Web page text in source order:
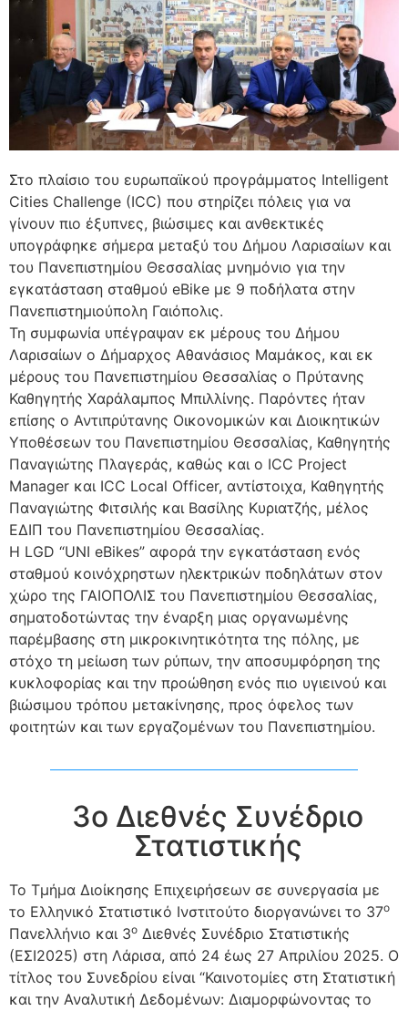
Στο πλαίσιο του ευρωπαϊκού προγράμματος Intelligent
Cities Challenge (ICC) που στηρίζει πόλεις για να
γίνουν πιο έξυπνες, βιώσιμες και ανθεκτικές
υπογράφηκε σήμερα μεταξύ του Δήμου Λαρισαίων και
του Πανεπιστημίου Θεσσαλίας μνημόνιο για την
εγκατάσταση σταθμού eBike με 9 ποδήλατα στην
Πανεπιστημιούπολη Γαιόπολις.
Τη συμφωνία υπέγραψαν εκ μέρους του Δήμου
Λαρισαίων ο Δήμαρχος Αθανάσιος Μαμάκος, και εκ
μέρους του Πανεπιστημίου Θεσσαλίας ο Πρύτανης
Καθηγητής Χαράλαμπος Μπιλλίνης. Παρόντες ήταν
επίσης ο Αντιπρύτανης Οικονομικών και Διοικητικών
Υποθέσεων του Πανεπιστημίου Θεσσαλίας, Καθηγητής
Παναγιώτης Πλαγεράς, καθώς και o ICC Project
Manager και ICC Local Officer, αντίστοιχα, Καθηγητής
Παναγιώτης Φιτσιλής και Βασίλης Κυριατζής, μέλος
ΕΔΙΠ του Πανεπιστημίου Θεσσαλίας.
Η LGD “UNI eBikes” αφορά την εγκατάσταση ενός
σταθμού κοινόχρηστων ηλεκτρικών ποδηλάτων στον
χώρο της ΓΑΙΟΠΟΛΙΣ του Πανεπιστημίου Θεσσαλίας,
σηματοδοτώντας την έναρξη μιας οργανωμένης
παρέμβασης στη μικροκινητικότητα της πόλης, με
στόχο τη μείωση των ρύπων, την αποσυμφόρηση της
κυκλοφορίας και την προώθηση ενός πιο υγιεινού και
βιώσιμου τρόπου μετακίνησης, προς όφελος των
φοιτητών και των εργαζομένων του Πανεπιστημίου.
3ο Διεθνές Συνέδριο
Στατιστικής
Το Τμήμα Διοίκησης Επιχειρήσεων σε συνεργασία με
το Ελληνικό Στατιστικό Ινστιτούτο διοργανώνει το 37ο
Πανελλήνιο και 3ο Διεθνές Συνέδριο Στατιστικής
(ΕΣΙ2025) στη Λάρισα, από 24 έως 27 Απριλίου 2025. Ο
τίτλος του Συνεδρίου είναι “Καινοτομίες στη Στατιστική
και την Αναλυτική Δεδομένων: Διαμορφώνοντας το